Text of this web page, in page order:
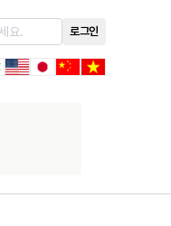
로그인